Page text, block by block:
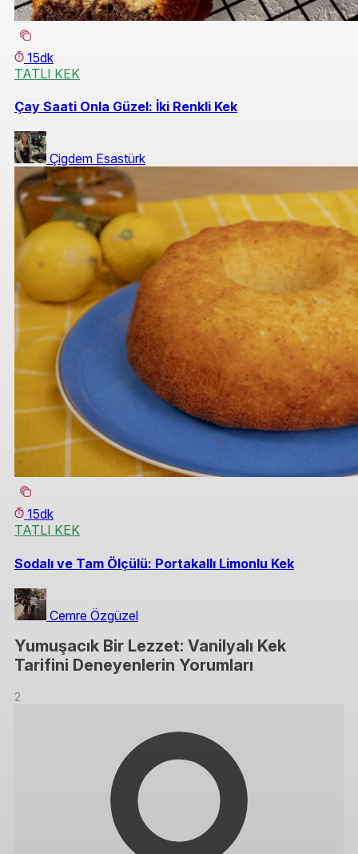
15dk
TATLI KEK
Çay Saati Onla Güzel: İki Renkli Kek
Çigdem Esastürk
15dk
TATLI KEK
Sodalı ve Tam Ölçülü: Portakallı Limonlu Kek
Cemre Özgüzel
Yumuşacık Bir Lezzet: Vanilyalı Kek
Tarifini Deneyenlerin Yorumları
2